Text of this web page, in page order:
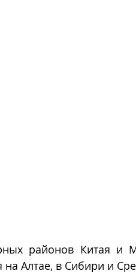
районов Китая и
Алтае, в Сибири и